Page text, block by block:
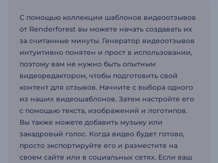
С помощью коллекции шаблонов видеоотзывов
от Renderforest вы можете начать создавать их
за считанные минуты. Генератор видеоотзывов
интуитивно понятен и прост в использовании,
поэтому вам не нужно быть опытным
видеоредактором, чтобы подготовить свой
контент для отзывов. Начните с выбора одного
из наших видеошаблонов. Затем настройте его
с помощью текста, изображений и логотипов.
Вы также можете добавить музыку или
закадровый голос. Когда видео будет готово,
просто экспортируйте его и разместите на
своем сайте или в социальных сетях. Если ваш